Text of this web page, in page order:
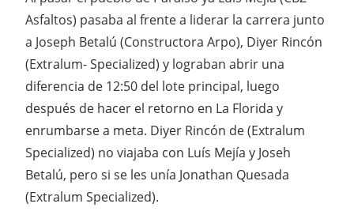
Asfaltos) pasaba al frente a liderar la carrera junto
a Joseph Betalú (Constructora Arpo), Diyer Rincón
(Extralum- Specialized) y lograban abrir una
diferencia de 12:50 del lote principal, luego
después de hacer el retorno en La Florida y
enrumbarse a meta. Diyer Rincón de (Extralum
Specialized) no viajaba con Luís Mejía y Joseh
Betalú, pero si se les unía Jonathan Quesada
(Extralum Specialized).